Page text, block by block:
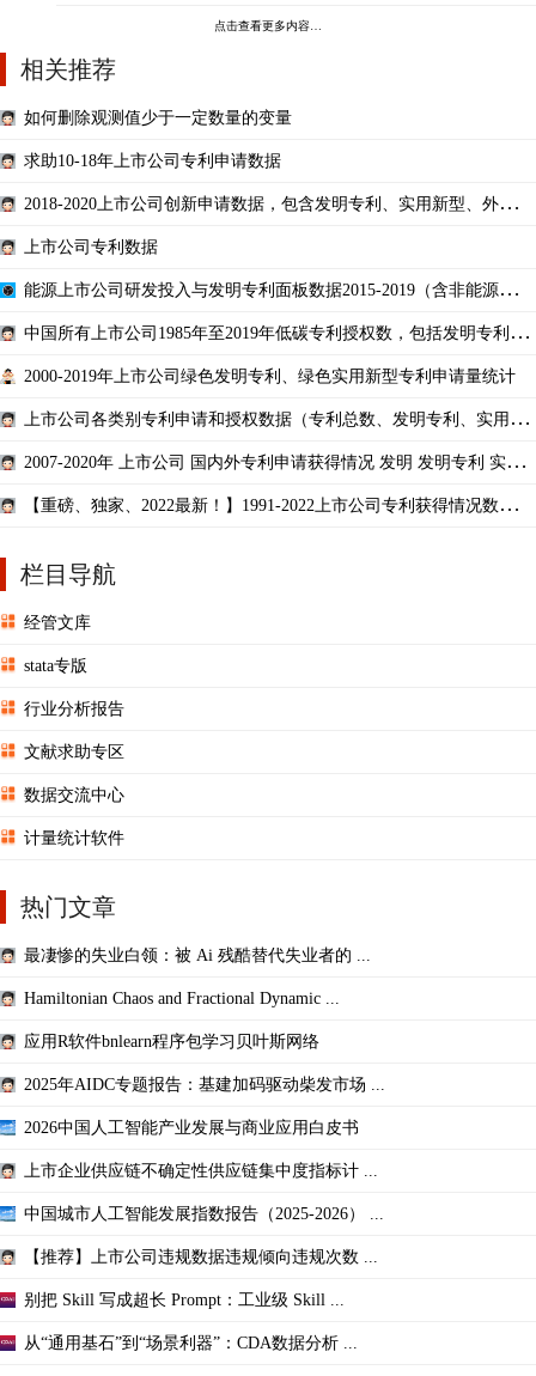
点击查看更多内容…
相关推荐
如何删除观测值少于一定数量的变量
求助10-18年上市公司专利申请数据
2018-2020上市公司创新申请数据，包含发明专利、实用新型、外观设
上市公司专利数据
能源上市公司研发投入与发明专利面板数据2015-2019（含非能源企
中国所有上市公司1985年至2019年低碳专利授权数，包括发明专利数
2000-2019年上市公司绿色发明专利、绿色实用新型专利申请量统计
上市公司各类别专利申请和授权数据（专利总数、发明专利、实用新
2007-2020年 上市公司 国内外专利申请获得情况 发明 发明专利 实用
【重磅、独家、2022最新！】1991-2022上市公司专利获得情况数据合
栏目导航
经管文库
stata专版
行业分析报告
文献求助专区
数据交流中心
计量统计软件
热门文章
最凄惨的失业白领：被 Ai 残酷替代失业者的 ...
Hamiltonian Chaos and Fractional Dynamic ...
应用R软件bnlearn程序包学习贝叶斯网络
2025年AIDC专题报告：基建加码驱动柴发市场 ...
2026中国人工智能产业发展与商业应用白皮书
上市企业供应链不确定性供应链集中度指标计 ...
中国城市人工智能发展指数报告（2025-2026） ...
【推荐】上市公司违规数据违规倾向违规次数 ...
别把 Skill 写成超长 Prompt：工业级 Skill ...
从“通用基石”到“场景利器”：CDA数据分析 ...